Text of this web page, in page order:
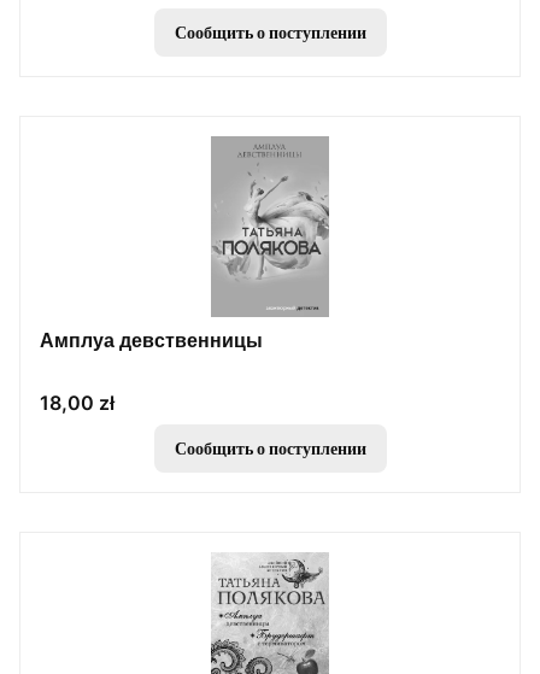
Сообщить о поступлении
Амплуа девственницы
Цена
18,00 zł
Сообщить о поступлении